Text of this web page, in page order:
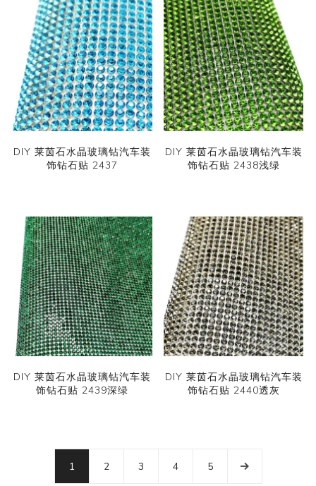
DIY 莱茵石水晶玻璃钻汽车装
饰钻石贴 2437
DIY 莱茵石水晶玻璃钻汽车装
饰钻石贴 2438浅绿
DIY 莱茵石水晶玻璃钻汽车装
饰钻石贴 2439深绿
DIY 莱茵石水晶玻璃钻汽车装
饰钻石贴 2440透灰
1 2 3 4 5